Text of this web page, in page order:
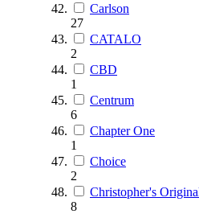
Carlson
27
CATALO
2
CBD
1
Centrum
6
Chapter One
1
Choice
2
Christopher's
8